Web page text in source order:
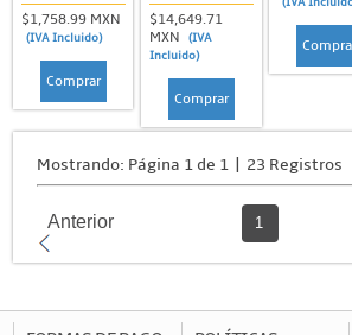
$1,758.99 MXN
(IVA Incluido)
Comprar
$14,649.71
MXN
(IVA
Incluido)
Comprar
Mostrando: Página 1 de 1 | 23 Registros
Anterior 1